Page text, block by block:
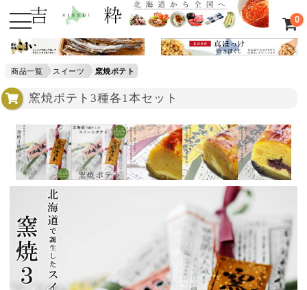
0
商品一覧 スイーツ 窯焼ポテト
窯焼ポテト3種各1本セット